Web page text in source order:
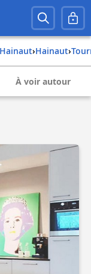
hainaut› hainaut›
À voir autour